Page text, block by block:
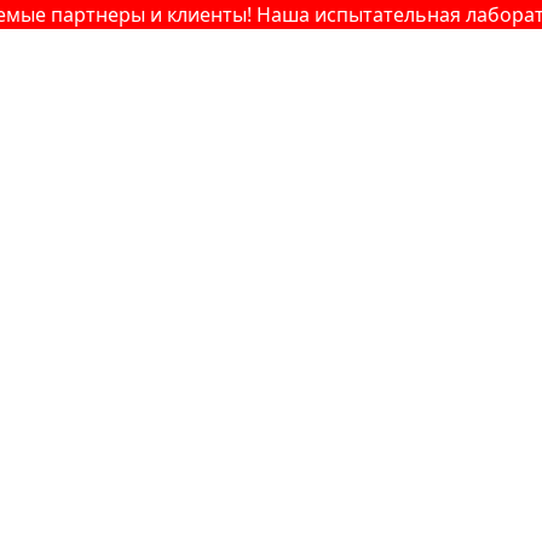
и клиенты! Наша испытательная